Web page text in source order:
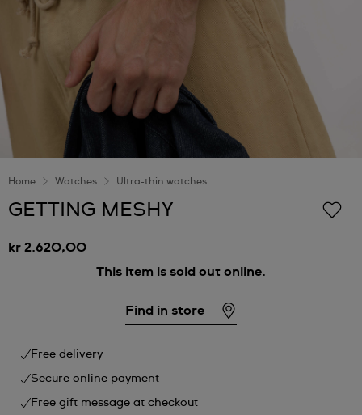
Home Watches Ultra-thin watches
GETTING MESHY
kr 2.620,00
This item is sold out online.
Find in store
Free delivery
Secure online payment
Free gift message at checkout